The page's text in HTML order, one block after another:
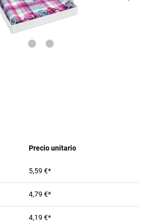
Precio unitario
5,59 €*
4,79 €*
4,19 €*